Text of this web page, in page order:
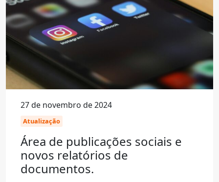
27 de novembro de 2024
Atualização
Área de publicações sociais e
novos relatórios de
documentos.